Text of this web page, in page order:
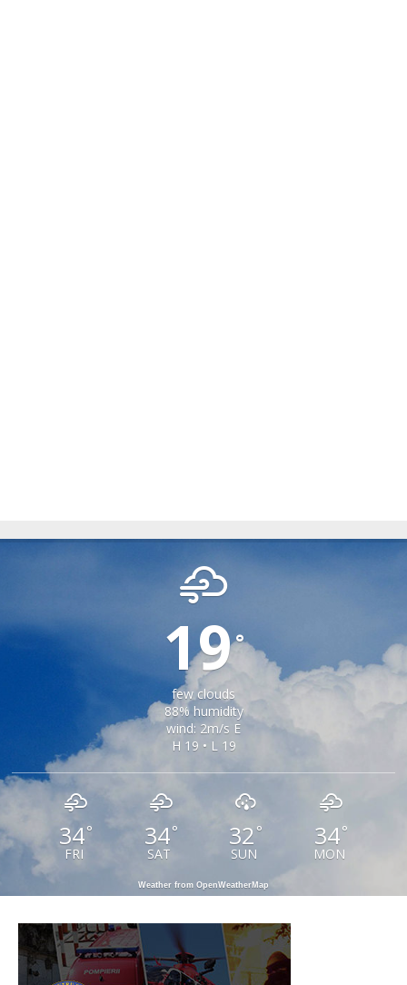
19°
few clouds
88% humidity
wind: 2m/s E
H 19 • L 19
34°
FRI
34°
SAT
32 °
SUN
34°
MON
Weather from OpenWeatherMap